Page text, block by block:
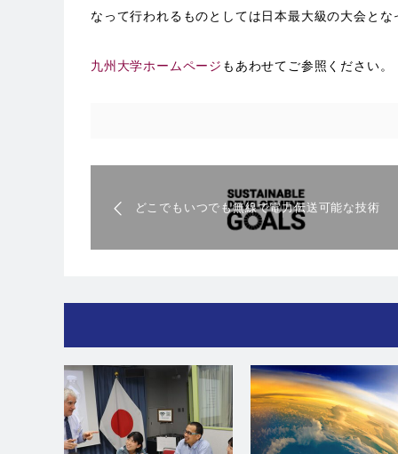
なって⾏われるものとしては⽇本最⼤級の⼤会とな
九州大学ホームページ もあわせてご参照ください。
どこでもいつでも無線で電⼒伝送可能な技術